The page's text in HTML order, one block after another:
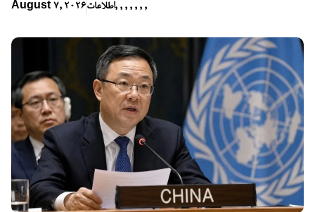
August 7, 2026اطلاعات, , , , , , ,